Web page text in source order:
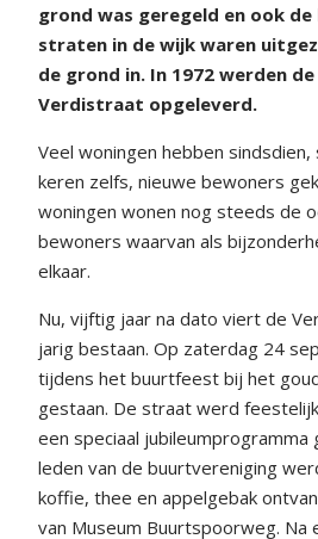
grond was geregeld en ook de
straten in de wijk waren
de grond in. In 1972 werden
Verdistraat opgeleverd.
Veel woningen hebben
keren zelfs, nieuwe bewoners
woningen wonen nog steeds de
bewoners waarvan als
elkaar.
Nu, vijftig jaar na dato viert de
jarig bestaan. Op zaterdag 24
tijdens het buurtfeest bij het
gestaan. De straat werd
een speciaal jubileumprogramma
leden van de buurtvereniging
koffie, thee en appelgebak
van Museum Buurtspoorweg. Na